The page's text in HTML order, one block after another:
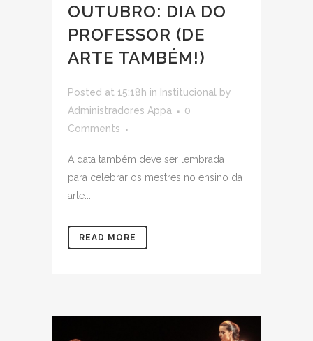
OUTUBRO: DIA DO
PROFESSOR (DE
ARTE TAMBÉM!)
Posted at 15:18h in Institucional
by
Administradores Appa
0
Comments
A data também deve ser lembrada
para celebrar os mestres no ensino da
arte...
READ MORE